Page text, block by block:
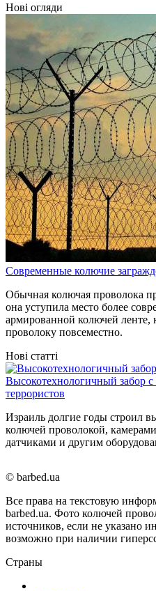
Нові огляди
Современные колючие
Обычная колючая проволока
она уступила место более
армированной колючей ленте,
проволоку повсеместно.
Нові статті
Высокотехнологичный забор
террористов
Израиль долгие годы строил
колючей проволокой,
датчиками и другим
© barbed.ua
Все права на текстовую
barbed.ua. Фото колючей
источников, если не указано
возможно при наличии
Страны